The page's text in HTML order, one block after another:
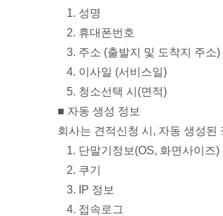
성명
휴대폰번호
주소 (출발지 및 도착지 주소)
이사일 (서비스일)
청소선택 시(면적)
■ 자동 생성 정보
회사는 견적신청 시, 자동 생성된
단말기정보(OS, 화면사이즈)
쿠기
IP 정보
접속로그